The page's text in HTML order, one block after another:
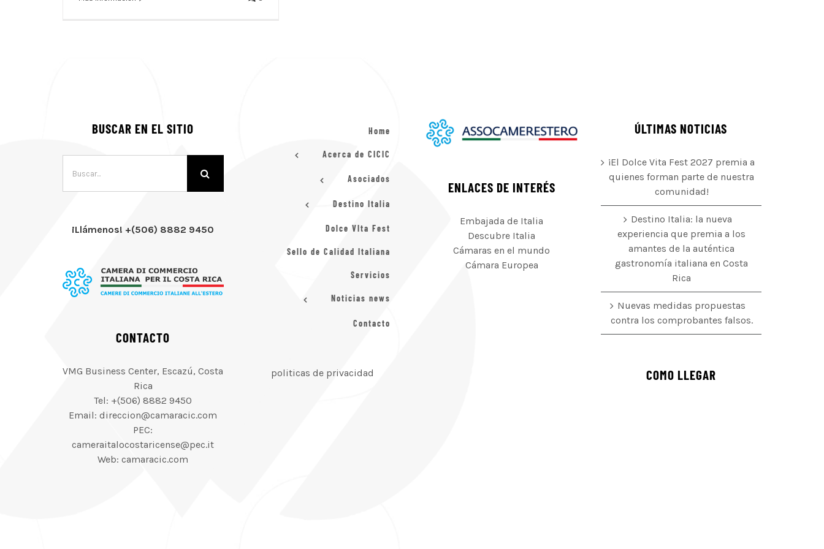
BUSCAR EN EL SITIO
¡Llámenos! +(506) 8882 9450
CONTACTO
VMG Business Center, Escazú, Costa
Rica
Tel: +(506) 8882 9450
Email: direccion@camaracic.com
PEC:
cameraitalocostaricense@pec.it
Web: camaracic.com
Home
Acerca de CICIC
Asociados
Destino Italia
Dolce VIta Fest
Sello de Calidad Italiana
Servicios
Noticias news
Contacto
politicas de privacidad
ENLACES DE INTERÉS
Embajada de Italia
Descubre Italia
Cámaras en el mundo
Cámara Europea
ÚLTIMAS NOTICIAS
¡El Dolce Vita Fest 2027 premia a
quienes forman parte de nuestra
comunidad!
Destino Italia: la nueva
experiencia que premia a los
amantes de la auténtica
gastronomía italiana en Costa
Rica
Nuevas medidas propuestas
contra los comprobantes falsos.
COMO LLEGAR